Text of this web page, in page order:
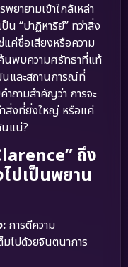
ยายามเข้าใกล้เหล่า
น “ปาฏิหาริย์” ทว่าสิ่ง
แค่ชื่อเสียงหรือความ
นพบความศรัทธาที่แท้
นและสถานการณ์ที่
ถามสำคัญว่า การจะ
สิ่งที่ยิ่งใหญ่ หรือแค่
แน่?
ถึง
ปเป็นพยาน
: การตีความ
ไปด้วยจินตนาการ